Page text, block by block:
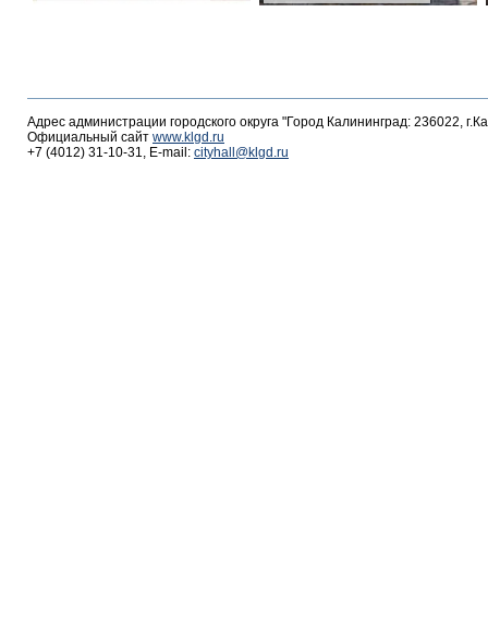
Адрес администрации городского округа "Город Калининград: 236022,
Официальный сайт www.klgd.ru
+7 (4012) 31-10-31, E-mail: cityhall@klgd.ru